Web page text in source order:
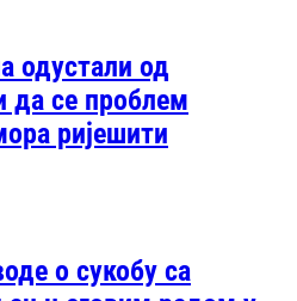
одустали од
да се проблем
ријешити
о сукобу са